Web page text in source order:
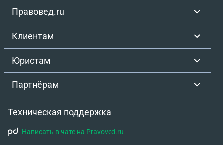
Правовед.ru
Клиентам
Юристам
Партнёрам
Техническая поддержка
Написать в чате на Pravoved.ru